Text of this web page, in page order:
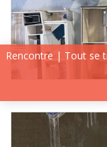
Rencontre | Tout se